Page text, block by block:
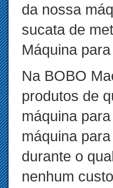
da nossa
sucata de
Máquina
Na BOBO
produtos de
máquina
máquina
durante o
nenhum